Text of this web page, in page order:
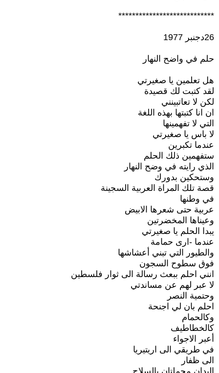
****************************
26دجنبر 1977
حلم في واضح النهار
هل تعلمين يا صغيرتي
لقد كتبت لك قصيدة
لكن لا تعاتبينني
ان انا كتبتها بهذه اللغة
التي لا تفهمينها
لا باس يا صغيرتي
عندما تكبرين
ستفهمين ذلك الحلم
الذي رايته في وضح النهار
وستحكين بدورك
قصة تلك المراة العربية السجينة
في وطنها
عربية حتى شعرها الابيض
وعيناها المخضرتين
يبدا الحلم يا صغيرتي
عندما -ارى حمامة
والطيور التي تبني أعشاشها
فوق سطوح السجون
انني احلم ببعث رسالة الى ثوار فلسطين
لا عبر لهم عن مساندتي
وحتمية النصر
احلم بان لي اجنحة
وكالحمام
كالخطاطيف
أعبر الاجواء
في طريقي الى اريتيريا
الى ظفار